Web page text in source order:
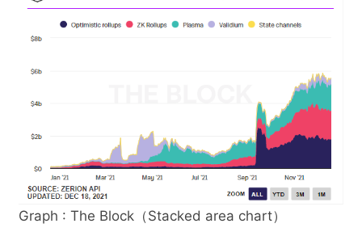
Graph : The Block（Stacked area chart）